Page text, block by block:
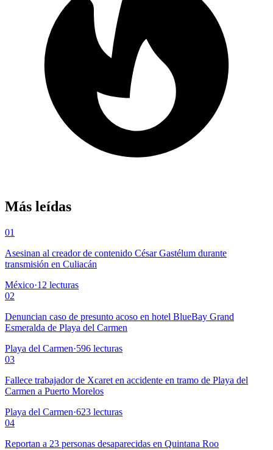
Más leídas
01
Asesinan al creador de contenido César Gastélum durante
transmisión en Culiacán
México·12 lecturas
02
Denuncian caso de presunto acoso en hotel BlueBay Grand
Esmeralda de Playa del Carmen
Playa del Carmen·596 lecturas
03
Fallece trabajador de Xcaret en accidente en tramo de Playa del
Carmen a Puerto Morelos
Playa del Carmen·623 lecturas
04
Reportan a 23 personas desaparecidas en Quintana Roo